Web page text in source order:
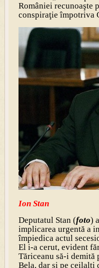
României recunoaşte
conspiraţie împotriva
Ion Stan
Deputatul Stan (foto)
implicarea urgentă a
împiedica actul
El i-a cerut, evident
Tăriceanu să-i
Bela, dar şi pe